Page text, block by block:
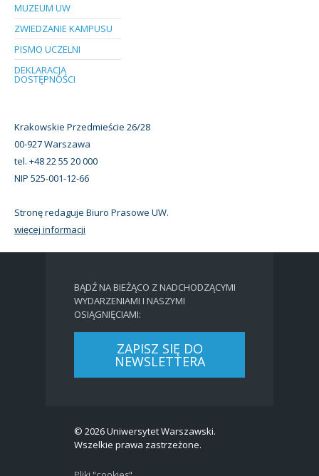
MUZEUM UW
ZWIEDZANIE KAMPUSU
PISMO UCZELNI
DEKLARACJA
DOSTĘPNOŚCI
Krakowskie Przedmieście 26/28
00-927 Warszawa
tel. +48 22 55 20 000
NIP 525-001-12-66
Stronę redaguje Biuro Prasowe UW.
więcej informacji
BĄDŹ NA BIEŻĄCO Z NADCHODZĄCYMI
WYDARZENIAMI I NASZYMI
OSIĄGNIĘCIAMI:
ZAPISZ SIĘ DO
NEWSLETTERA
© 2026 Uniwersytet Warszawski.
Wszelkie prawa zastrzeżone.